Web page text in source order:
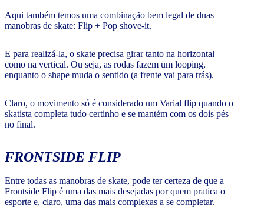
Aqui também temos uma combinação bem legal de duas
manobras de skate: Flip + Pop shove-it.
E para realizá-la, o skate precisa girar tanto na horizontal
como na vertical. Ou seja, as rodas fazem um looping,
enquanto o shape muda o sentido (a frente vai para trás).
Claro, o movimento só é considerado um Varial flip quando o
skatista completa tudo certinho e se mantém com os dois pés
no final.
FRONTSIDE FLIP
Entre todas as manobras de skate, pode ter certeza de que a
Frontside Flip é uma das mais desejadas por quem pratica o
esporte e, claro, uma das mais complexas a se completar.